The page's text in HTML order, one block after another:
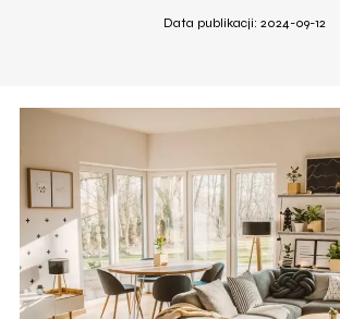
Data publikacji: 2024-09-12